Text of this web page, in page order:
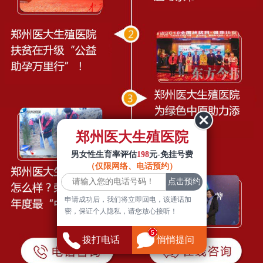
郑州医大生殖医院
男女性生育率评估198元-免挂号费
（仅限网络、电话预约）
申请成功后，我们将立即回电，该通话加
密，保证个人隐私，请您放心接听！
拨打电话 悄悄提问